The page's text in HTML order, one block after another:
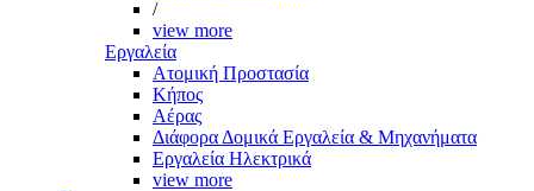
/
view more
Εργαλεία
Aτομική Προστασία
Kήπος
Αέρας
Διάφορα Δομικά Εργαλεία & Μηχανήματα
Εργαλεία Ηλεκτρικά
view more